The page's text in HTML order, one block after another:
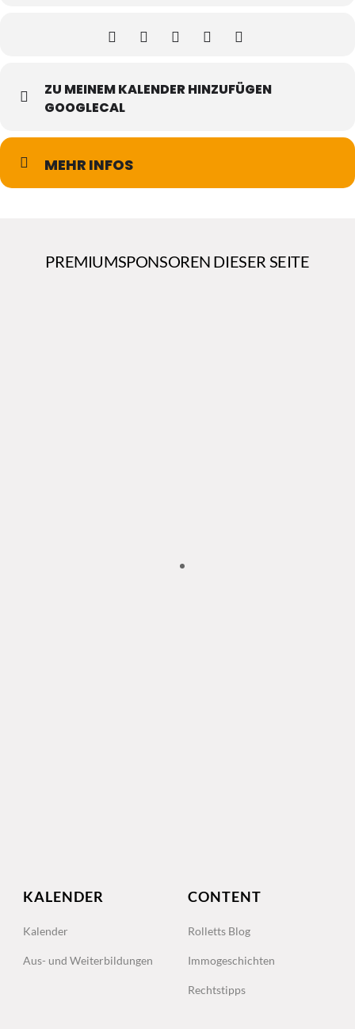
ZU MEINEM KALENDER HINZUFÜGEN
GOOGLECAL
MEHR INFOS
PREMIUMSPONSOREN DIESER SEITE
KALENDER
Kalender
Aus- und Weiterbildungen
CONTENT
Rolletts Blog
Immogeschichten
Rechtstipps